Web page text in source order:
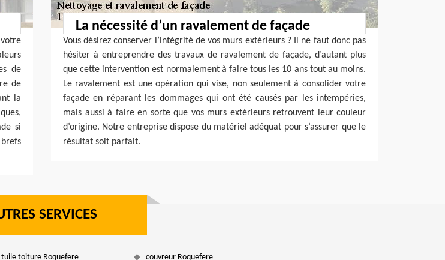
de
de
la
si
La nécessité d’un ravalement de façade
Vous désirez conserver l’intégrité de vos murs extérieurs ? Il ne faut donc pas
hésiter à entreprendre des travaux de ravalement de façade, d’autant plus
que cette intervention est normalement à faire tous les 10 ans tout au moins.
Le ravalement est une opération qui vise, non seulement à consolider votre
façade en réparant les dommages qui ont été causés par les intempéries,
mais aussi à faire en sorte que vos murs extérieurs retrouvent leur couleur
d’origine. Notre entreprise dispose du matériel adéquat pour s’assurer que le
résultat soit parfait.
SERVICES
tuile toiture Roquefere couvreur Roquefere